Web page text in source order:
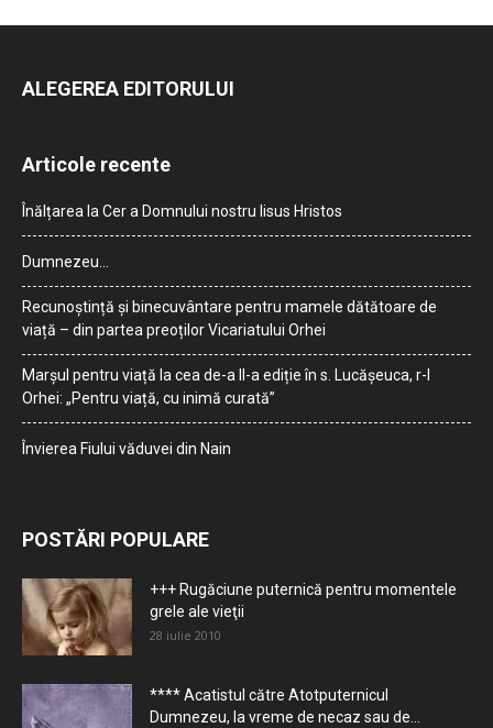
ALEGEREA EDITORULUI
Articole recente
Înălțarea la Cer a Domnului nostru Iisus Hristos
Dumnezeu…
Recunoștință și binecuvântare pentru mamele dătătoare de
viață – din partea preoților Vicariatului Orhei
Marșul pentru viață la cea de-a II-a ediție în s. Lucășeuca, r-l
Orhei: „Pentru viață, cu inimă curată”
Învierea Fiului văduvei din Nain
POSTĂRI POPULARE
+++ Rugăciune puternică pentru momentele
grele ale vieţii
28 iulie 2010
**** Acatistul către Atotputernicul
Dumnezeu, la vreme de necaz sau de...